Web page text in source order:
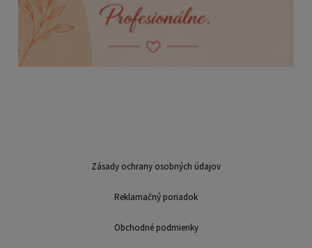
Zásady ochrany osobných údajov
Reklamačný poriadok
Obchodné podmienky